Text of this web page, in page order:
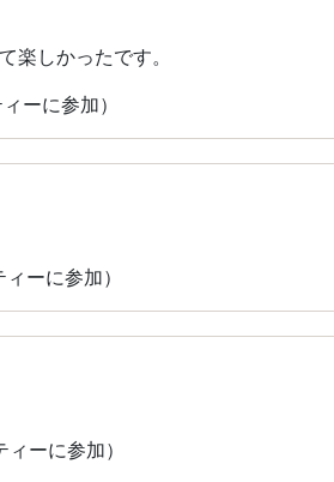
楽しかったです。
ーに参加）
ーに参加）
ーに参加）